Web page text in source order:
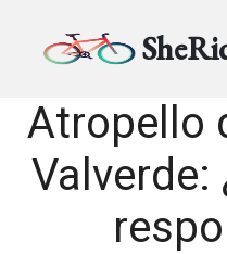
Atropello
Valverde: